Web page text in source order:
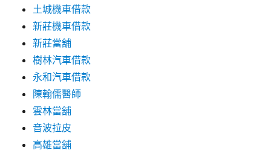
土城機車借款
新莊機車借款
新莊當舖
樹林汽車借款
永和汽車借款
陳翰儒醫師
雲林當舖
音波拉皮
高雄當舖